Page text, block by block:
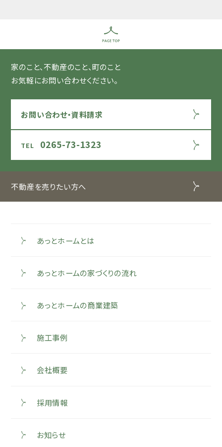
家のこと、不動産のこと、町のこと
お気軽にお問い合わせください。
お問い合わせ・資料請求
0265-73-1323
不動産を売りたい方へ
あっとホームとは
あっとホームの家づくりの流れ
あっとホームの商業建築
施工事例
会社概要
採用情報
お知らせ